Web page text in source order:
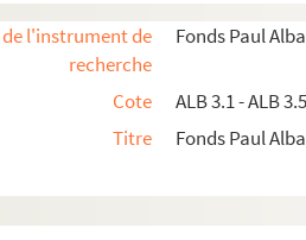
l'instrument de
recherche
Fonds Paul
Cote
ALB 3.1 - ALB
Titre
Fonds Paul
Lettre de Charles Pélissier à